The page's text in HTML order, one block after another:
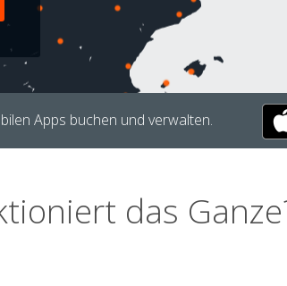
Apps buchen und verwalten.
das